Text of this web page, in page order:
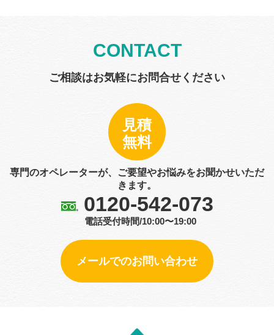
CONTACT
ご相談はお気軽にお問合せください
見積
無料
専門のオペレーターが、ご要望やお悩みをお聞かせいただ
きます。
0120-542-073
電話受付時間/10:00〜19:00
メールでのお問い合わせ